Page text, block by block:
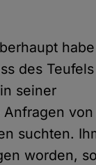
habe
des Teufels
seiner
von
suchten.
worden, so